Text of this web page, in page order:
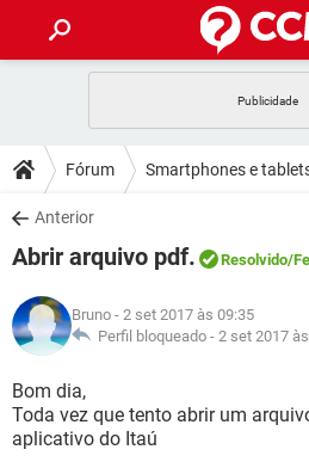
CELULAR
OUTLOOK
INSTAGRAM
GUIA DE COMPRAS
DICAS
JOGOS
INSTAGRAM
GUIA DE COMPRAS
DOWNLOADS
JOGOS
CELULAR
OUTLOOK
INSTAGRAM
GUIA DE COMPRAS
JOGOS
CELULAR
OUTLOOK
INSTAGRAM
GLOSSÁRIO
JOGOS
CELULAR
Fórum Smartphones e
Anterior
Abrir arquivo pdf. Resolvido/
Bruno - 2 set 2017 às 09:35
Perfil bloqueado - 2 set 2017
Bom dia,
Toda vez que tento abrir um
aplicativo do Itaú